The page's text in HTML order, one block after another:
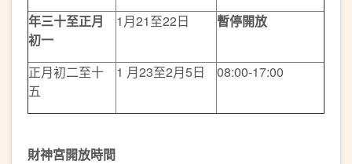
年三十至正月
初一
1月21至22日 暫停開放
正月初二至十
五
1 月23至2月5日 08:00-17:00
財神宮開放時間